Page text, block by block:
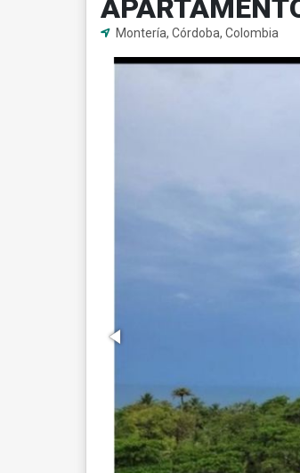
Montería, Córdoba, Colombia